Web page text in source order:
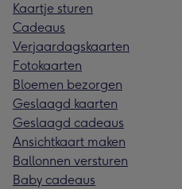
Kaartje sturen
Cadeaus
Verjaardagskaarten
Fotokaarten
Bloemen bezorgen
Geslaagd kaarten
Geslaagd cadeaus
Ansichtkaart maken
Ballonnen versturen
Baby cadeaus